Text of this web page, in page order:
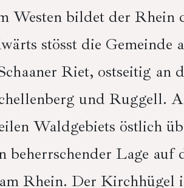
Westen bildet der Rhein
stösst die Gemeinde
Riet, ostseitig an
und Ruggell.
Waldgebiets östlich
Lage auf
Rhein. Der Kirchhügel